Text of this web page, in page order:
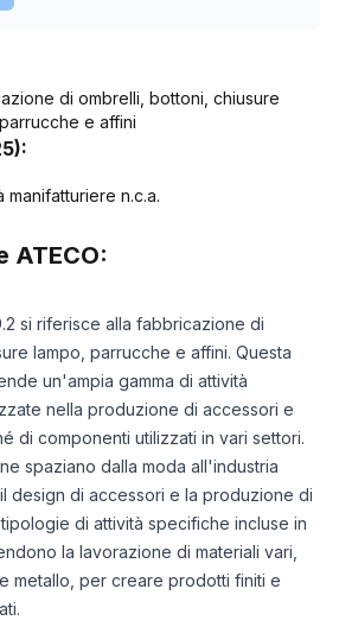
di ombrelli, bottoni, chiusure
e affini
manifatturiere n.c.a.
ATECO:
si riferisce alla fabbricazione di
lampo, parrucche e affini. Questa
un'ampia gamma di attività
nella produzione di accessori e
di componenti utilizzati in vari settori.
spaziano dalla moda all'industria
design di accessori e la produzione di
di attività specifiche incluse in
la lavorazione di materiali vari,
metallo, per creare prodotti finiti e